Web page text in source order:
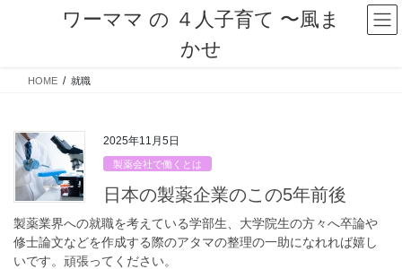
ワーママ の ４人子育て 〜風ま
かせ
HOME 就職
2025年11月5日
製薬会社で働くとは
日本の製薬企業のこの5年前後
製薬業界への就職を考えている学部生、大学院生の方々へ卒論や
修士論文などを作成する際のアタマの整理の一助になれれば嬉し
いです。頑張ってください。